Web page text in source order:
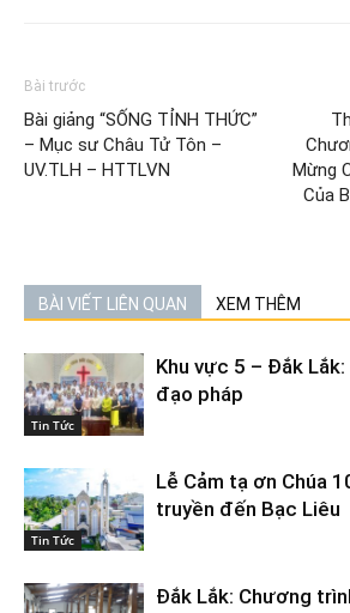
Bài trước
Bài giảng “SỐNG TỈNH THỨC”
– Mục sư Châu Tử Tôn –
UV.TLH – HTTLVN
Mừng
Của
BÀI VIẾT LIÊN QUAN XEM THÊM
Tin Tức
Khu vực 5 – Đắk
đạo pháp
Tin Tức
Lễ Cảm tạ ơn Chúa
truyền đến Bạc Liêu
Đắk Lắk: Chương